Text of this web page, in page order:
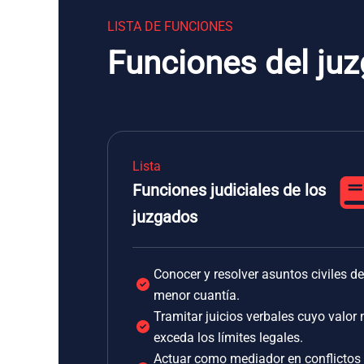
LISTA DE FUNCIONES
Funciones del
Lista
Funciones judiciales de los
juzgados
Conocer y resolver asuntos civiles de
menor cuantía.
Tramitar juicios verbales cuyo valor
exceda los límites legales.
Actuar como mediador en conflictos